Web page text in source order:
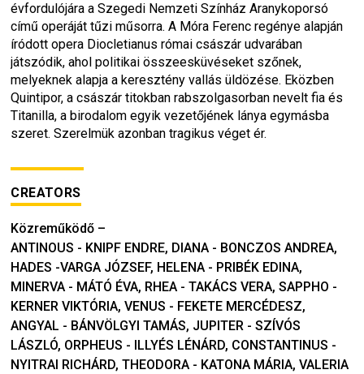
évfordulójára a Szegedi Nemzeti Színház Aranykoporsó
című operáját tűzi műsorra. A Móra Ferenc regénye alapján
íródott opera Diocletianus római császár udvarában
játszódik, ahol politikai összeesküvéseket szőnek,
melyeknek alapja a keresztény vallás üldözése. Eközben
Quintipor, a császár titokban rabszolgasorban nevelt fia és
Titanilla, a birodalom egyik vezetőjének lánya egymásba
szeret. Szerelmük azonban tragikus véget ér.
CREATORS
Közreműködő –
ANTINOUS - KNIPF ENDRE, DIANA - BONCZOS ANDREA,
HADES -VARGA JÓZSEF, HELENA - PRIBÉK EDINA,
MINERVA - MÁTÓ ÉVA, RHEA - TAKÁCS VERA, SAPPHO -
KERNER VIKTÓRIA, VENUS - FEKETE MERCÉDESZ,
ANGYAL - BÁNVÖLGYI TAMÁS, JUPITER - SZÍVÓS
LÁSZLÓ, ORPHEUS - ILLYÉS LÉNÁRD, CONSTANTINUS -
NYITRAI RICHÁRD, THEODORA - KATONA MÁRIA, VALERIA